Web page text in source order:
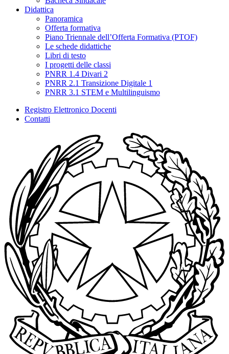
Didattica
Panoramica
Offerta formativa
Piano Triennale dell’Offerta Formativa (PTOF)
Le schede didattiche
Libri di testo
I progetti delle classi
PNRR 1.4 Divari 2
PNRR 2.1 Transizione Digitale 1
PNRR 3.1 STEM e Multilinguismo
Registro Elettronico Docenti
Contatti